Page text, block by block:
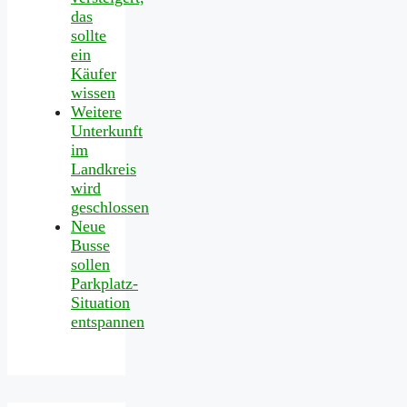
das
sollte
ein
Käufer
wissen
Weitere
Unterkunft
im
Landkreis
wird
geschlossen
Neue
Busse
sollen
Parkplatz-
Situation
entspannen